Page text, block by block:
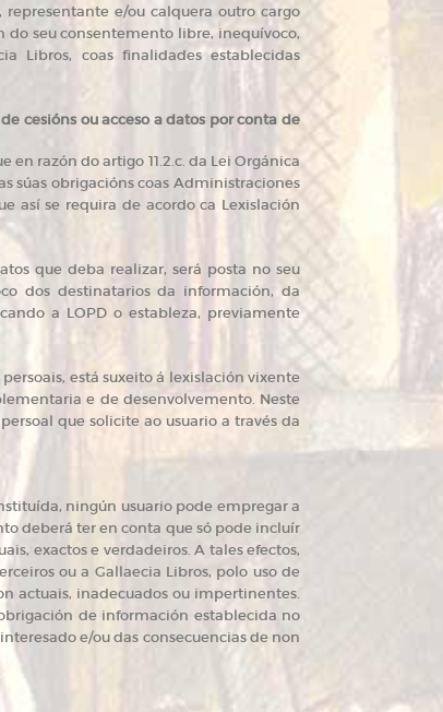
e/ou calquera outro cargo
seu consentemento libre, inequívoco,
Libros, coas finalidades establecidas
cesións ou acceso a datos por conta de
razón do artigo 11.2.c. da Lei Orgánica
súas obrigacións coas Administraciones
así se requira de acordo ca Lexislación
que deba realizar, será posta no seu
dos destinatarios da información, da
a LOPD o estableza, previamente
está suxeito á lexislación vixente
e de desenvolvemento. Neste
que solicite ao usuario a través da
ningún usuario pode empregar a
deberá ter en conta que só pode incluír
exactos e verdadeiros. A tales efectos,
ou a Gallaecia Libros, polo uso de
actuais, inadecuados ou impertinentes.
de información establecida no
e/ou das consecuencias de non